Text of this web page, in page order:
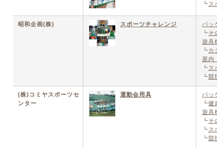
┗ス
昭和企画(株) スポーツチャレンジ
パッ
┗そ
遊具
┗カ
屋内
┗ス
┗競
(株)コミヤスポーツセ
ンター
運動会用具
パッ
┗健
遊具
┗そ
┗ス
┗競